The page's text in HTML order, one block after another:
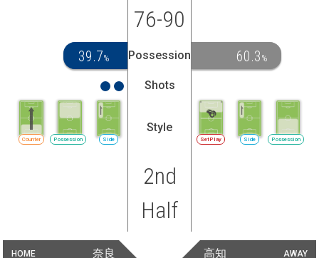
76-90
39.7% Possession 60.3 %
Shots
Side
Possession
Counter
Style
SetPlay Side Possession
2nd
Half
HOME 奈良 AWAY
高知